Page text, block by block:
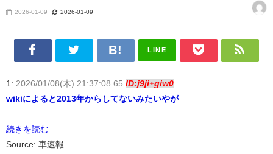
2026-01-09 2026-01-09
LINE
1: 2026/01/08(木) 21:37:08.65 ID:j9ji+giw0
wikiによると2013年からしてないみたいやが
続きを読む
Source: 車速報